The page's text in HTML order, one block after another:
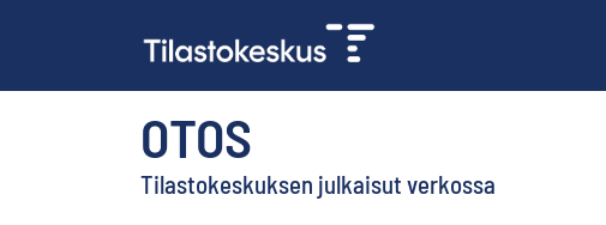
OTOS
Tilastokeskuksen julkaisut verkossa